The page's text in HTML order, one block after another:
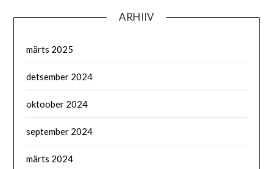
ARHIIV
märts 2025
detsember 2024
oktoober 2024
september 2024
märts 2024